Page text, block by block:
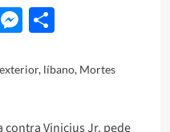
Messenger
Share
, líbano, Mortes
Vinicius Jr. pede